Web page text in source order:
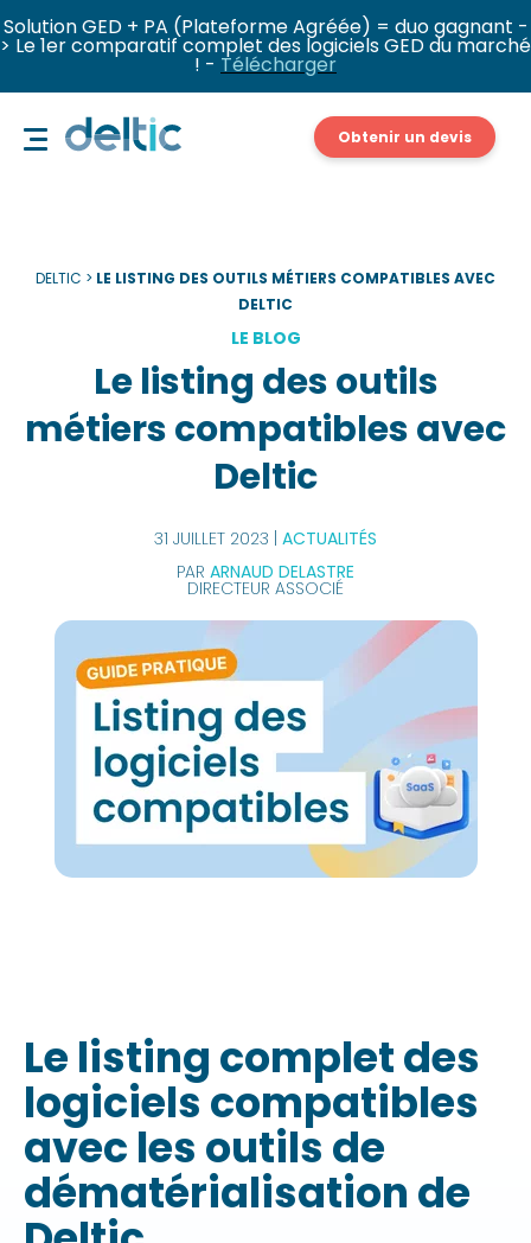
Solution GED + PA (Plateforme Agréée) = duo gagnant -
> Le 1er comparatif complet des logiciels GED du marché
! - Télécharger
Obtenir un devis
DELTIC > LE LISTING DES OUTILS MÉTIERS COMPATIBLES AVEC
DELTIC
LE BLOG
Le listing des outils
métiers compatibles avec
Deltic
31 JUILLET 2023 | ACTUALITÉS
PAR ARNAUD DELASTRE
DIRECTEUR ASSOCIÉ
Le listing complet des
logiciels compatibles
avec les outils de
dématérialisation de